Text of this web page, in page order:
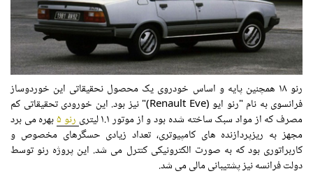
رنو ۱۸ همچنین پایه و اساس خودروی یک محصول نحقیقاتی این خوردوساز
فرانسوی به نام "رنو ایو (Renault Eve)" نیز بود. این خورودی تحقیقاتی کم
مصرف که از مواد سبک ساخته شده بود و از موتور ۱.۱ لیتری
رنو ۵ بهره می برد
مجهز به ریزپردازنده های کامپیوتری، تعداد زیادی حسگرهای مخصوص و
کاربراتوری بود که به صورت الکترونیکی کنترل می شد. این پروژه رنو توسط
دولت فرانسه نیز پشتیبانی مالی می شد.